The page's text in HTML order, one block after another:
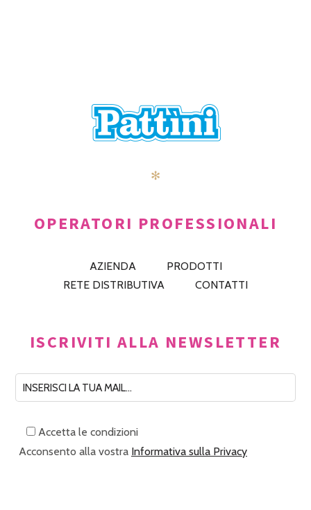
✻
OPERATORI PROFESSIONALI
AZIENDA
PRODOTTI
RETE DISTRIBUTIVA
CONTATTI
ISCRIVITI ALLA NEWSLETTER
Accetta le condizioni
Acconsento alla vostra Informativa sulla Privacy